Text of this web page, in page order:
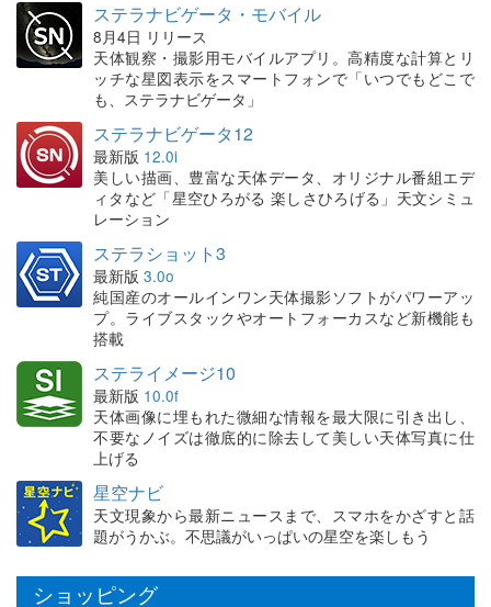
ステラナビゲータ・モバイル
8月4日 リリース
天体観察・撮影用モバイルアプリ。高精度な計算とリ
ッチな星図表示をスマートフォンで「いつでもどこで
も、ステラナビゲータ」
ステラナビゲータ12
最新版 12.0i
美しい描画、豊富な天体データ、オリジナル番組エデ
ィタなど「星空ひろがる 楽しさひろげる」天文シミュ
レーション
ステラショット3
最新版 3.0o
純国産のオールインワン天体撮影ソフトがパワーアッ
プ。ライブスタックやオートフォーカスなど新機能も
搭載
ステライメージ10
最新版 10.0f
天体画像に埋もれた微細な情報を最大限に引き出し、
不要なノイズは徹底的に除去して美しい天体写真に仕
上げる
星空ナビ
天文現象から最新ニュースまで、スマホをかざすと話
題がうかぶ。不思議がいっぱいの星空を楽しもう
ショッピング